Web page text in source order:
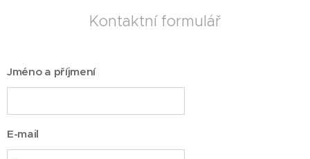
Kontaktní formulář
Jméno a příjmení
E-mail